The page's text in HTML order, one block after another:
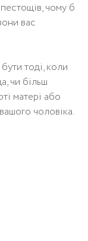
чому б
вас
тоді, коли
чи більш
матері або
чоловіка.